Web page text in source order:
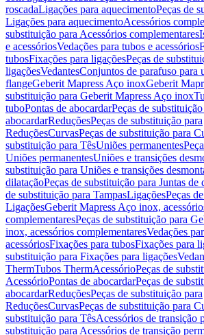
roscadaLigações para aquecimentoPeças de
Ligações para aquecimentoAcessórios
substituição para Acessórios complementares
e acessóriosVedações para tubos e acessórios
tubosFixações para ligaçõesPeças de
ligaçõesVedantesConjuntos de parafuso para
flangeGeberit Mapress Aço inoxGeberit
substituição para Geberit Mapress Aço inox
tuboPontas de abocardarPeças de
abocardarReduçõesPeças de substituição para
ReduçõesCurvasPeças de substituição para
substituição para TêsUniões permanentes
Uniões permanentesUniões e transições
substituição para Uniões e transições
dilataçãoPeças de substituição para Juntas de
de substituição para TampasLigaçõesPeças
LigaçõesGeberit Mapress Aço inox,
complementaresPeças de substituição para
inox, acessórios complementaresVedações
acessóriosFixações para tubosFixações para
substituição para Fixações para ligações
ThermTubos ThermAcessórioPeças de
AcessórioPontas de abocardarPeças de
abocardarReduçõesPeças de substituição para
ReduçõesCurvasPeças de substituição para
substituição para TêsAcessórios de transição
substituição para Acessórios de transição